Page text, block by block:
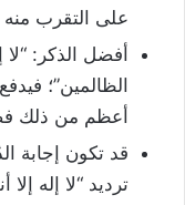
على التقرب منه
أفضل الذكر:
الظالمين”؛
أعظم من ذلك
قد تكون إجابة
ترديد “لا إله